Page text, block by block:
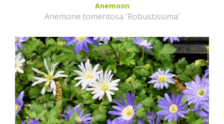
Anemoon
Anemone tomentosa 'Robustissima'